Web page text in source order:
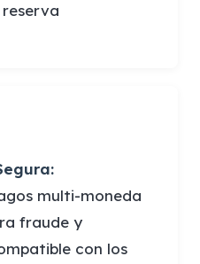
multi-moneda
fraude y
con los